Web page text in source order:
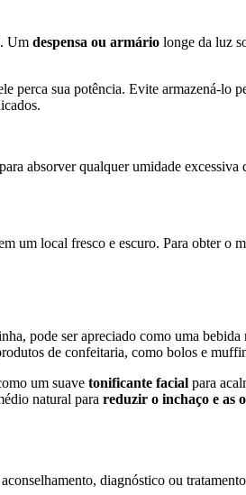
Um despensa ou armário longe da luz
sua potência. Evite armazená-lo
absorver qualquer umidade
um local fresco e escuro. Para obter o
pode ser apreciado como uma
de confeitaria, como bolos e
um suave tonificante facial para
natural para reduzir o inchaço e as
diagnóstico ou